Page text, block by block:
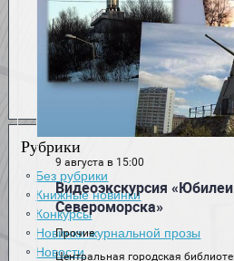
Рубрики
Без рубрики
Книжные новинки
Конкурсы
Новинки журнальной прозы
Новости